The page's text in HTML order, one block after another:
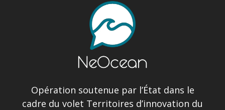
Opération soutenue par l’État dans le
cadre du volet Territoires d’innovation du